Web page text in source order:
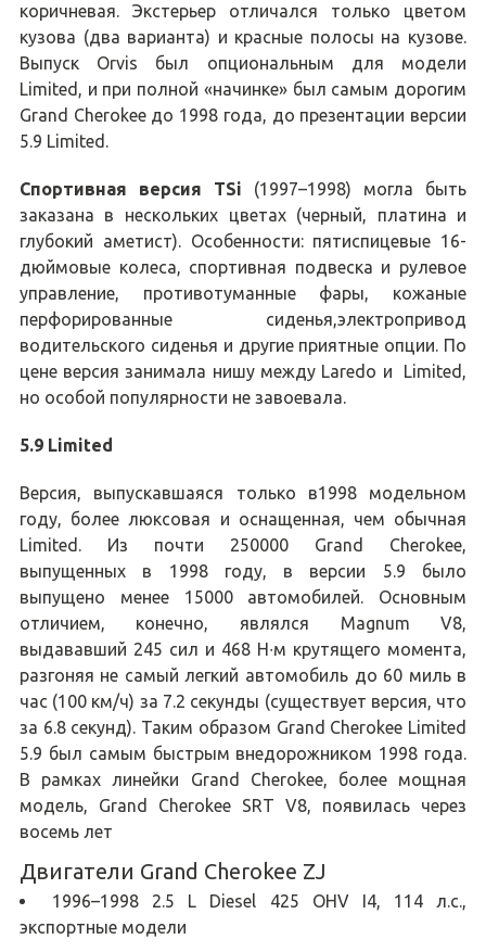
коричневая. Экстерьер отличался только цветом
кузова (два варианта) и красные полосы на кузове.
Выпуск Orvis был опциональным для модели
Limited, и при полной «начинке» был самым дорогим
Grand Cherokee до 1998 года, до презентации версии
5.9 Limited.
Спортивная версия TSi (1997–1998) могла быть
заказана в нескольких цветах (черный, платина и
глубокий аметист). Особенности: пятиспицевые 16-
дюймовые колеса, спортивная подвеска и рулевое
управление, противотуманные фары, кожаные
перфорированные сиденья,электропривод
водительского сиденья и другие приятные опции. По
цене версия занимала нишу между Laredo и Limited,
но особой популярности не завоевала.
5.9 Limited
Версия, выпускавшаяся только в1998 модельном
году, более люксовая и оснащенная, чем обычная
Limited. Из почти 250000 Grand Cherokee,
выпущенных в 1998 году, в версии 5.9 было
выпущено менее 15000 автомобилей. Основным
отличием, конечно, являлся Magnum V8,
выдававший 245 сил и 468 Н∙м крутящего момента,
разгоняя не самый легкий автомобиль до 60 миль в
час (100 км/ч) за 7.2 секунды (существует версия, что
за 6.8 секунд). Таким образом Grand Cherokee Limited
5.9 был самым быстрым внедорожником 1998 года.
В рамках линейки Grand Cherokee, более мощная
модель, Grand Cherokee SRT V8, появилась через
восемь лет
Двигатели Grand Cherokee ZJ
1996–1998 2.5 L Diesel 425 OHV I4, 114 л.с.,
экспортные модели